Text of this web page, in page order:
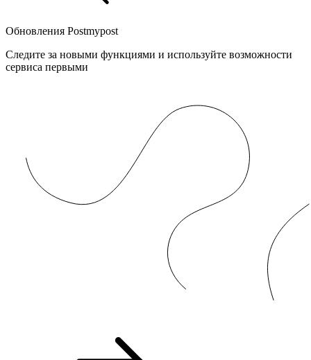
Обновления Postmypost
Следите за новыми функциями и используйте возможности
сервиса первыми